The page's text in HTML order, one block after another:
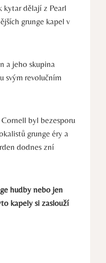
⁤kytar dělají z Pearl
grunge‌ kapel v‌
a jeho skupina
svým revolučním
byl ⁤bezesporu
grunge éry a
dodnes⁤ zní
hudby ‍nebo jen
⁤kapely ‌si ‌zaslouží